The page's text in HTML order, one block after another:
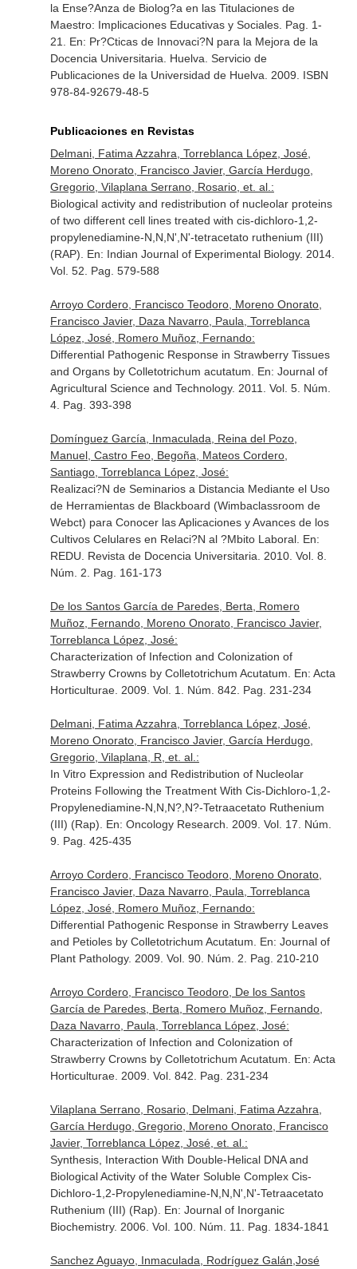
la Ense?Anza de Biolog?a en las Titulaciones de
Maestro: Implicaciones Educativas y Sociales. Pag. 1-
21. En: Pr?Cticas de Innovaci?N para la Mejora de la
Docencia Universitaria . Huelva. Servicio de
Publicaciones de la Universidad de Huelva. 2009. ISBN
978-84-92679-48-5
Publicaciones en Revistas
Delmani, Fatima Azzahra, Torreblanca López, José,
Moreno Onorato, Francisco Javier, García Herdugo,
Gregorio, Vilaplana Serrano, Rosario, et. al.:
Biological activity and redistribution of nucleolar proteins
of two different cell lines treated with cis-dichloro-1,2-
propylenediamine-N,N,N',N'-tetracetato ruthenium (III)
(RAP). En: Indian Journal of Experimental Biology. 2014.
Vol. 52. Pag. 579-588
Arroyo Cordero, Francisco Teodoro, Moreno Onorato,
Francisco Javier, Daza Navarro, Paula, Torreblanca
López, José, Romero Muñoz, Fernando:
Differential Pathogenic Response in Strawberry Tissues
and Organs by Colletotrichum acutatum. En: Journal of
Agricultural Science and Technology. 2011. Vol. 5. Núm.
4. Pag. 393-398
Domínguez García, Inmaculada, Reina del Pozo,
Manuel, Castro Feo, Begoña, Mateos Cordero,
Santiago, Torreblanca López, José:
Realizaci?N de Seminarios a Distancia Mediante el Uso
de Herramientas de Blackboard (Wimbaclassroom de
Webct) para Conocer las Aplicaciones y Avances de los
Cultivos Celulares en Relaci?N al ?Mbito Laboral. En:
REDU. Revista de Docencia Universitaria . 2010. Vol. 8.
Núm. 2. Pag. 161-173
De los Santos García de Paredes, Berta, Romero
Muñoz, Fernando, Moreno Onorato, Francisco Javier,
Torreblanca López, José:
Characterization of Infection and Colonization of
Strawberry Crowns by Colletotrichum Acutatum. En: Acta
Horticulturae. 2009. Vol. 1. Núm. 842. Pag. 231-234
Delmani, Fatima Azzahra, Torreblanca López, José,
Moreno Onorato, Francisco Javier, García Herdugo,
Gregorio, Vilaplana, R, et. al.:
In Vitro Expression and Redistribution of Nucleolar
Proteins Following the Treatment With Cis-Dichloro-1,2-
Propylenediamine-N,N,N?,N?-Tetraacetato Ruthenium
(III) (Rap). En: Oncology Research . 2009. Vol. 17. Núm.
9. Pag. 425-435
Arroyo Cordero, Francisco Teodoro, Moreno Onorato,
Francisco Javier, Daza Navarro, Paula, Torreblanca
López, José, Romero Muñoz, Fernando:
Differential Pathogenic Response in Strawberry Leaves
and Petioles by Colletotrichum Acutatum. En: Journal of
Plant Pathology. 2009. Vol. 90. Núm. 2. Pag. 210-210
Arroyo Cordero, Francisco Teodoro, De los Santos
García de Paredes, Berta, Romero Muñoz, Fernando,
Daza Navarro, Paula, Torreblanca López, José:
Characterization of Infection and Colonization of
Strawberry Crowns by Colletotrichum Acutatum. En: Acta
Horticulturae. 2009. Vol. 842. Pag. 231-234
Vilaplana Serrano, Rosario, Delmani, Fatima Azzahra,
García Herdugo, Gregorio, Moreno Onorato, Francisco
Javier, Torreblanca López, José, et. al.:
Synthesis, Interaction With Double-Helical DNA and
Biological Activity of the Water Soluble Complex Cis-
Dichloro-1,2-Propylenediamine-N,N,N',N'-Tetraacetato
Ruthenium (III) (Rap). En: Journal of Inorganic
Biochemistry. 2006. Vol. 100. Núm. 11. Pag. 1834-1841
Sanchez Aguayo, Inmaculada, Rodríguez Galán,José